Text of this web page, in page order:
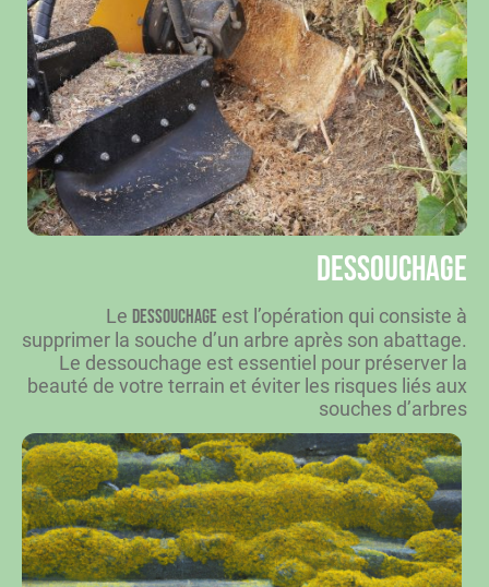
Dessouchage
Le dessouchage est l’opération qui consiste à
supprimer la souche d’un arbre après son abattage.
Le dessouchage est essentiel pour préserver la
beauté de votre terrain et éviter les risques liés aux
souches d’arbres